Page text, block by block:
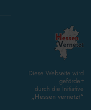
Diese Webseite wird
gefördert
durch die Initiative
„Hessen vernetzt“